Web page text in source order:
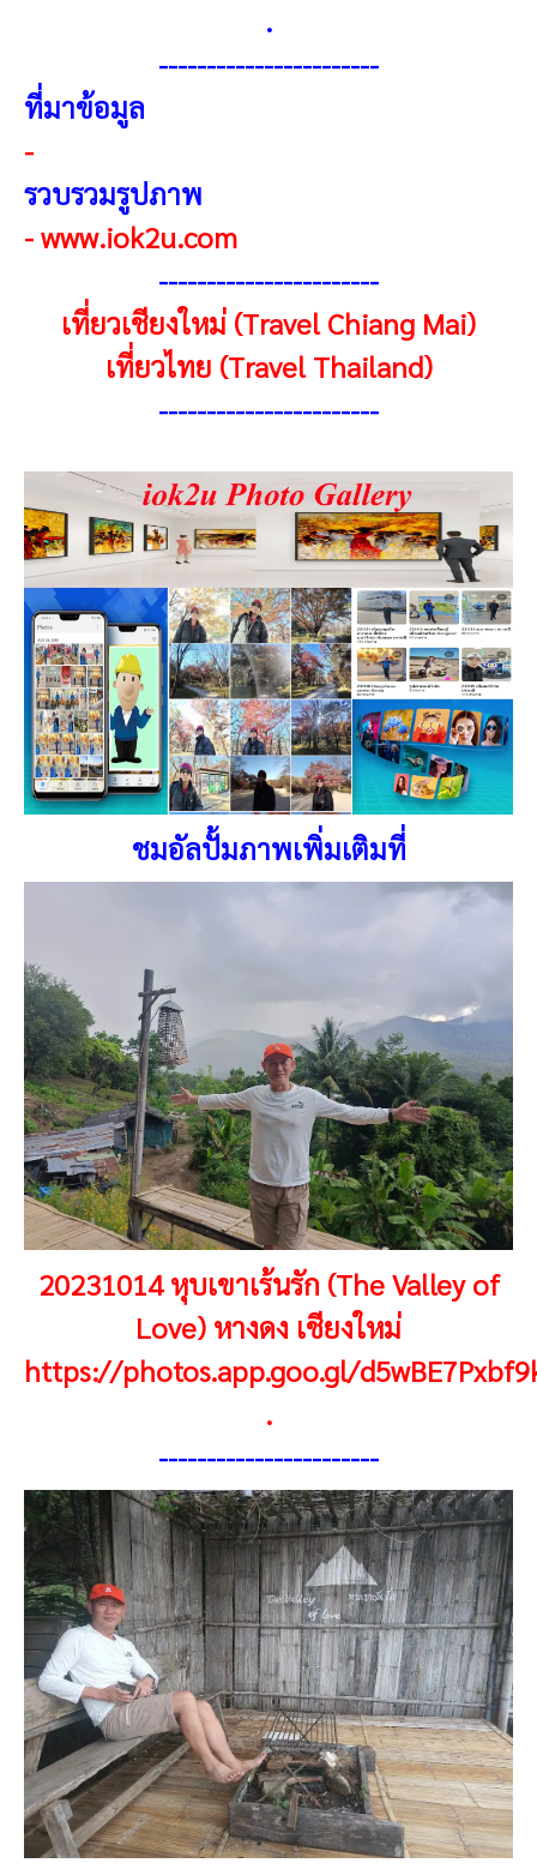
.
-----------------------
ที่มาข้อมูล
-
รวบรวมรูปภาพ
-www.iok2u.com
-----------------------
เที่ยวเชียงใหม่ (Travel Chiang Mai)
เที่ยวไทย (Travel Thailand)
-----------------------
ชมอัลปั้มภาพเพิ่มเติมที่
20231014 หุบเขาเร้นรัก (The Valley of
Love) หางดง เชียงใหม่
https://photos.app.goo.gl/
.
-----------------------